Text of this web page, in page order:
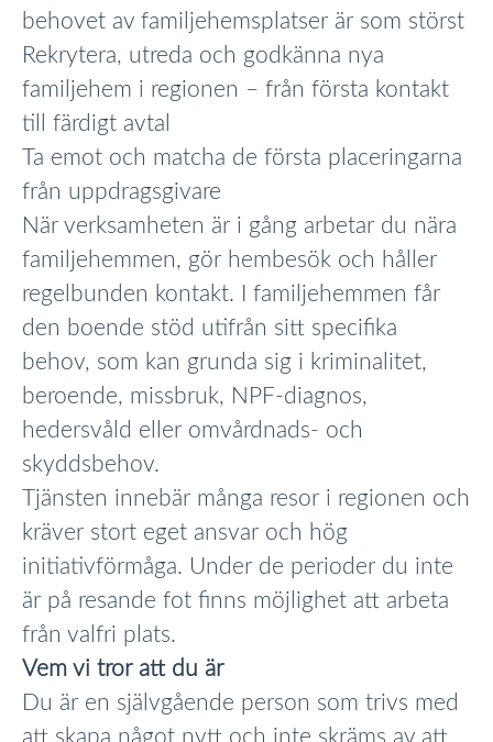
behovet av familjehemsplatser är som störst
Rekrytera, utreda och godkänna nya
familjehem i regionen – från första kontakt
till färdigt avtal
Ta emot och matcha de första placeringarna
från uppdragsgivare
När verksamheten är i gång arbetar du nära
familjehemmen, gör hembesök och håller
regelbunden kontakt. I familjehemmen får
den boende stöd utifrån sitt specifika
behov, som kan grunda sig i kriminalitet,
beroende, missbruk, NPF-diagnos,
hedersvåld eller omvårdnads- och
skyddsbehov.
Tjänsten innebär många resor i regionen och
kräver stort eget ansvar och hög
initiativförmåga. Under de perioder du inte
är på resande fot finns möjlighet att arbeta
från valfri plats.
Vem vi tror att du är
Du är en självgående person som trivs med
att skapa något nytt och inte skräms av att